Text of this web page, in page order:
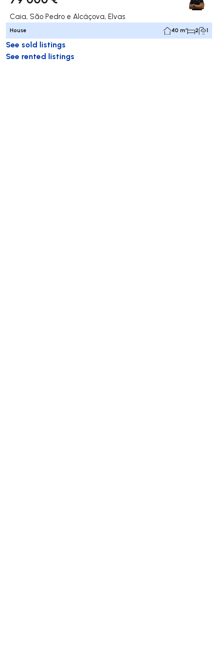
Caia, São Pedro e Alcáçova, Elvas
House 40 m² 2 1
See sold listings
See rented listings